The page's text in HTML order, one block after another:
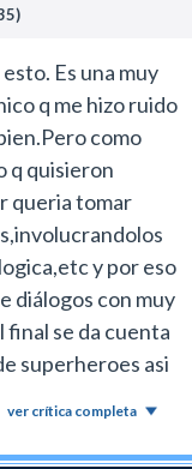
parece no
el por qué es
esta crítica ya
así que solo
comiquero y
un gran
tan queridos y
Es una muy
q me hizo ruido
como
q quisieron
queria tomar
y por eso
diálogos con muy
se da cuenta
superheroes asi
el enfoque de
ver crítica completa